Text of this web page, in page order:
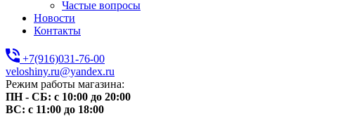
Частые вопросы
Новости
Контакты
+7(916)031-76-00
veloshiny.ru@yandex.ru
Режим работы магазина:
ПН - СБ: с 10:00 до 20:00
ВС: с 11:00 до 18:00